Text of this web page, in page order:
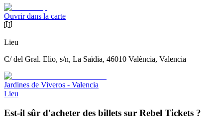
Ouvrir dans la carte
Lieu
C/ del Gral. Elio, s/n, La Saïdia, 46010 València, Valencia
Jardines de Viveros - Valencia
Lieu
Est-il sûr d'acheter des billets sur Rebel Tickets ?